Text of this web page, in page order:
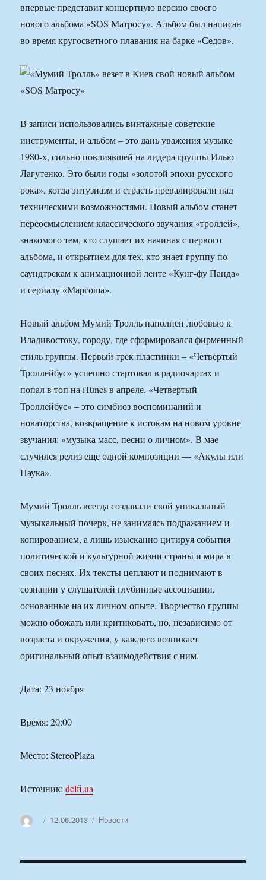
впервые представит концертную версию своего
нового альбома «SOS Матросу». Альбом был написан
во время кругосветного плавания на барке «Седов».
В записи использовались винтажные советские
инструменты, и альбом – это дань уважения музыке
1980-х, сильно повлиявшей на лидера группы Илью
Лагутенко. Это были годы «золотой эпохи русского
рока», когда энтузиазм и страсть превалировали над
техническими возможностями. Новый альбом станет
переосмыслением классического звучания «троллей»,
знакомого тем, кто слушает их начиная с первого
альбома, и открытием для тех, кто знает группу по
саундтрекам к анимационной ленте «Кунг-фу Панда»
и сериалу «Маргоша».
Новый альбом Мумий Тролль наполнен любовью к
Владивостоку, городу, где сформировался фирменный
стиль группы. Первый трек пластинки – «Четвертый
Троллейбус» успешно стартовал в радиочартах и
попал в топ на iTunes в апреле. «Четвертый
Троллейбус» – это симбиоз воспоминаний и
новаторства, возвращение к истокам на новом уровне
звучания: «музыка масс, песни о личном». В мае
случился релиз еще одной композиции — «Акулы или
Паука».
Мумий Тролль всегда создавали свой уникальный
музыкальный почерк, не занимаясь подражанием и
копированием, а лишь изысканно цитируя события
политической и культурной жизни страны и мира в
своих песнях. Их тексты цепляют и поднимают в
сознании у слушателей глубинные ассоциации,
основанные на их личном опыте. Творчество группы
можно обожать или критиковать, но, независимо от
возраста и окружения, у каждого возникает
оригинальный опыт взаимодействия с ним.
Дата: 23 ноября
Время: 20:00
Место: StereoPlaza
Источник:delfi.ua
АвторОпубликовано
12.06.2013 Рубрики
Новости